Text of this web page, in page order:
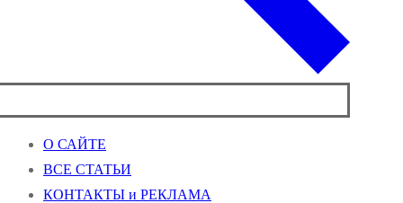
О САЙТЕ
ВСЕ СТАТЬИ
КОНТАКТЫ и РЕКЛАМА